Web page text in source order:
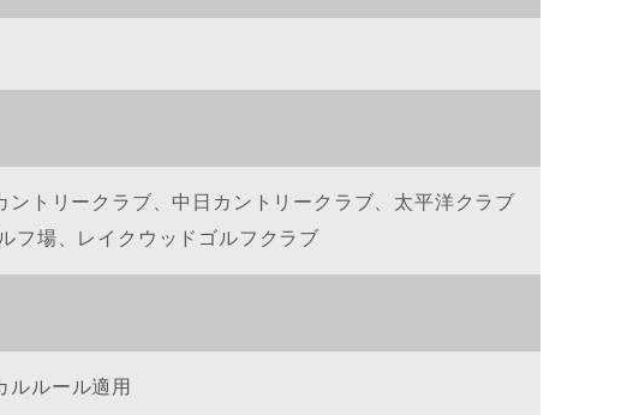
トリークラブ、中日カントリークラブ、太平洋クラブ
フ場、レイクウッドゴルフクラブ
ルルール適用